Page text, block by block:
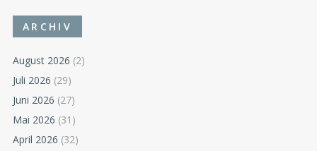
ARCHIV
August 2026 (2)
Juli 2026 (29)
Juni 2026 (27)
Mai 2026 (31)
April 2026 (32)